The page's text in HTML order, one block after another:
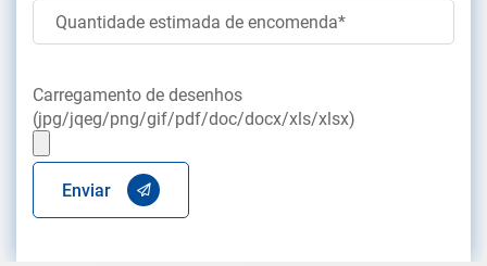
Carregamento de desenhos
(jpg/jqeg/png/gif/pdf/doc/docx/xls/xlsx)
Enviar